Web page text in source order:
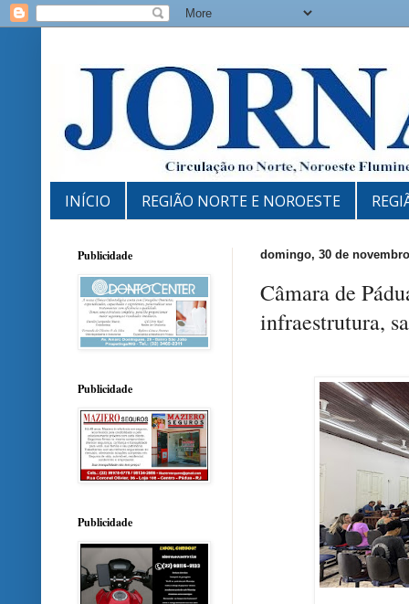
INÍCIO REGIÃO NORTE E NOROESTE
domingo, 30 de
Câmara de
infraestrutura,
Publicidade
Publicidade
Publicidade